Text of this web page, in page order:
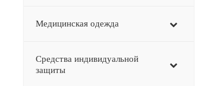
Медицинская одежда
Средства индивидуальной
защиты